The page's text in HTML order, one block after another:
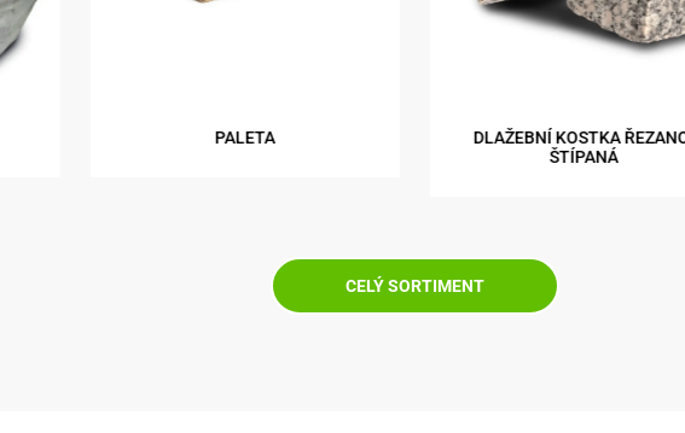
PALETA
DLAŽEBNÍ KOSTKA
ŠTÍPANÁ
CELÝ SORTIMENT